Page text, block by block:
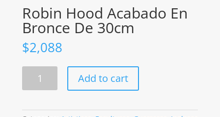
Robin Hood Acabado En
Bronce De 30cm
$2,088
Add to cart